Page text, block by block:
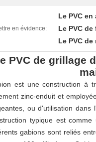
en évidence:
Le PVC
Le PVC
Le PVC
PVC de grillage
est une construction à
zinc-enduit et
ou d'utilisation dans
typique est
gabions sont reliés